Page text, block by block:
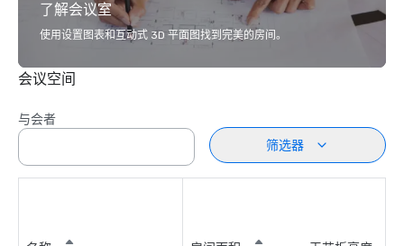
了解会议室
使用设置图表和互动式 3D 平面图找到完美的房间。
会议空间
与会者
筛选器